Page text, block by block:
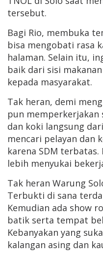
tersebut.
Bagi Rio, membuka
bisa mengobati rasa
halaman. Selain itu,
baik dari sisi
kepada masyarakat.
Tak heran, demi
pun memperkerjakan
dan koki langsung
mencari pelayan dan
karena SDM
lebih menyukai
Tak heran Warung
Terbukti di sana
Kemudian ada show
batik serta tempat
Kebanyakan yang
kalangan asing dan